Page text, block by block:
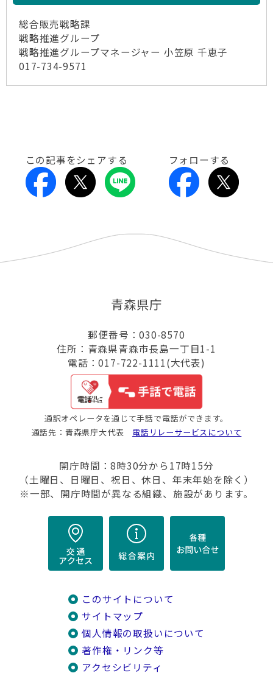
総合販売戦略課
戦略推進グループ
戦略推進グループマネージャー 小笠原 千恵子
017-734-9571
この記事をシェアする フォローする
青森県庁
郵便番号：030-8570
住所：青森県青森市長島一丁目1-1
電話：017-722-1111(大代表)
通訳オペレータを通じて手話で電話ができます。
通話先：青森県庁大代表 電話リレーサービスについて
開庁時間：8時30分から17時15分
（土曜日、日曜日、祝日、休日、年末年始を除く）
※一部、開庁時間が異なる組織、施設があります。
このサイトについて
サイトマップ
個人情報の取扱いについて
著作権・リンク等
アクセシビリティ